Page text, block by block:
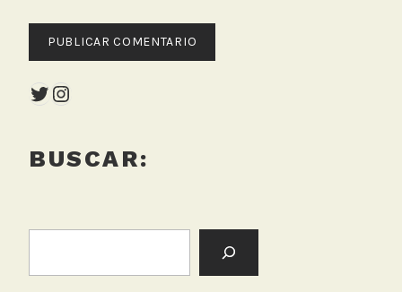
Twitter
Instagram
BUSCAR: